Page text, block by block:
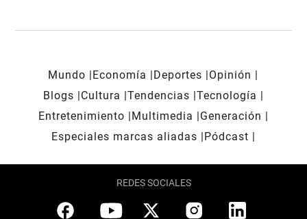
Mundo Economía Deportes
Opinión
Blogs
Cultura Tendencias Tecnología
Entretenimiento
Multimedia
Generación
Especiales marcas aliadas
Pódcast
REDES SOCIALES